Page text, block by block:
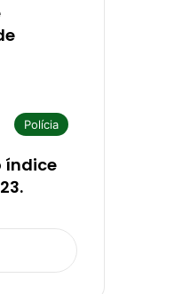
Polícia
índice